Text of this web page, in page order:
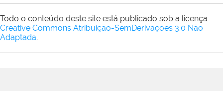
Todo o conteúdo deste site está publicado sob a licença
Creative Commons Atribuição-SemDerivações 3.0 Não
Adaptada.